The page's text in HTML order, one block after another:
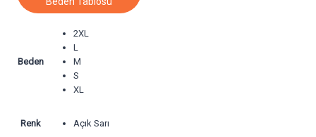
Beden
2XL
L
M
S
XL
Renk Açık Sarı